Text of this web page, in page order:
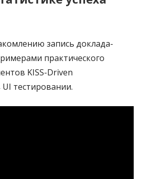
запись доклада-
практического
KISS-Driven
тестировании.